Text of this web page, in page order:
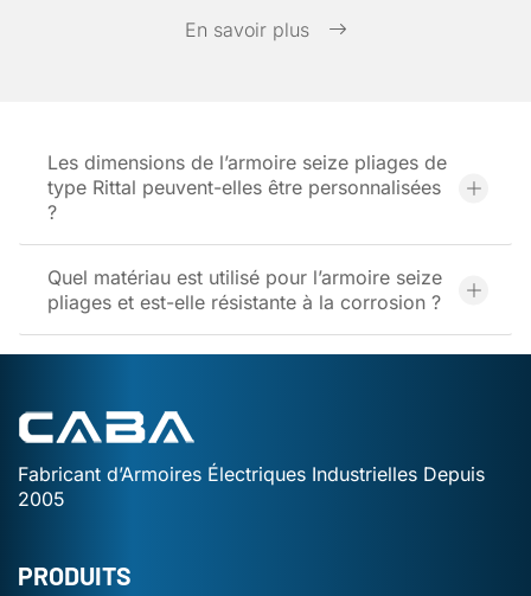
En savoir plus
Les dimensions de l’armoire seize pliages de
type Rittal peuvent-elles être personnalisées
?
Quel matériau est utilisé pour l’armoire seize
pliages et est-elle résistante à la corrosion ?
Fabricant d’Armoires Électriques Industrielles Depuis
2005
PRODUITS